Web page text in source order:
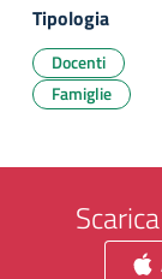
Tipologia
Docenti
Famiglie